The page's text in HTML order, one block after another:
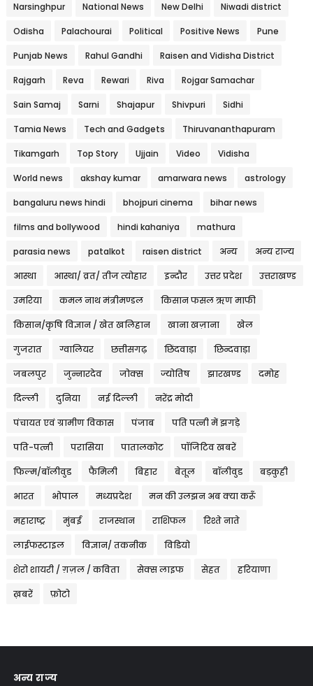
Narsinghpur National News New Delhi Niwadi district
Odisha Palachourai Political Positive News Pune
Punjab News Rahul Gandhi Raisen and Vidisha District
Rajgarh Reva Rewari Riva Rojgar Samachar
Sain Samaj Sarni Shajapur Shivpuri Sidhi
Tamia News Tech and Gadgets Thiruvananthapuram
Tikamgarh Top Story Ujjain Video Vidisha
World news akshay kumar amarwara news astrology
bangaluru news hindi bhojpuri cinema bihar news
films and bollywood hindi kahaniya mathura
parasia news patalkot raisen district अन्य अन्य राज्य
आस्था आस्था/ व्रत/ तीज त्‍योहार इन्दौर उत्तर प्रदेश उत्तराखण्ड
उमरिया कमल नाथ मंत्रीमण्डल किसान फसल ऋण माफी
किसान/कृषि विज्ञान / खेत खलिहान खाना खज़ाना खेल
गुजरात ग्वालियर छत्तीसगढ़ छिंदवाड़ा छिन्दवाड़ा
जबलपुर जुन्नारदेव जोक्स ज्योतिष झारखण्ड दमोह
दिल्ली दुनिया नई दिल्ली नरेंद्र मोदी
पंचायत एवं ग्रामीण विकास पंजाब पति पत्नी में झगड़े
पति-पत्नी परासिया पातालकोट पॉजिटिव खबरें
फिल्म/बॉलीवुड फैमिली बिहार बेतूल बॉलीवुड बड़कुही
भारत भोपाल मध्यप्रदेश मन की उलझन अब क्या करूँ
महाराष्ट्र मुंबई राजस्थान राशिफल रिश्ते नाते
लाईफस्टाइल विज्ञान/ तकनीक विडियो
शेरो शायरी / ग़ज़ल / कविता सेक्स लाइफ सेहत हरियाणा
ख़बरें फ़ोटो
अन्य राज्य